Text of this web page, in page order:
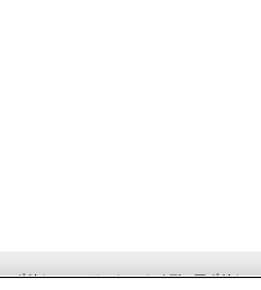
ポリシー ソーシャルメディアポリシー